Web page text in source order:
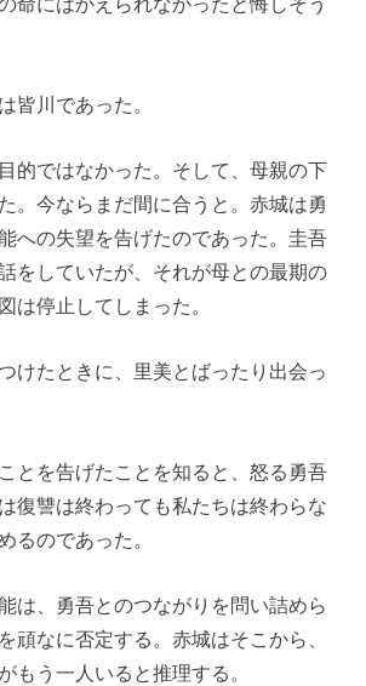
皆川であった。
的ではなかった。そして、母親の下
。今ならまだ間に合うと。赤城は勇
への失望を告げたのであった。圭吾
をしていたが、それが母との最期の
は停止してしまった。
けたときに、里美とばったり出会っ
とを告げたことを知ると、怒る勇吾
復讐は終わっても私たちは終わらな
るのであった。
は、勇吾とのつながりを問い詰めら
頑なに否定する。赤城はそこから、
もう一人いると推理する。